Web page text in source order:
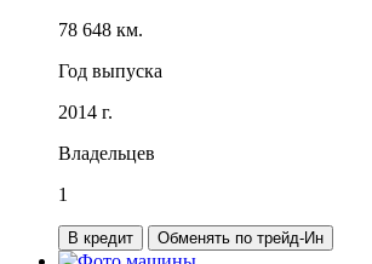
78 648 км.
Год выпуска
2014 г.
Владельцев
1
В кредит Обменять по трейд-Ин